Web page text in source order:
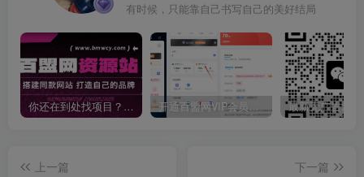
有时候，只能靠自己书写自己的美好结局
你还在到处找项目？还在当韭菜？我靠卖项目一个月收入5万+，曾经我也是个失败者。 开通百盟网VIP会员，尊享全站资源免费下载，享70%的推广提成！！【限时五折优惠】
上一篇
下一篇